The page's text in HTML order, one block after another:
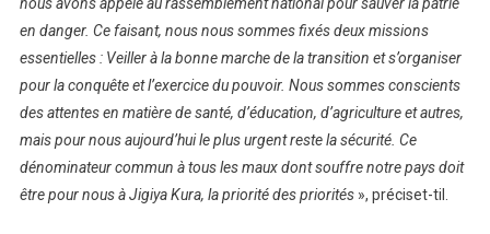
nous avons appelé au rassemblement national pour sauver la patrie
en danger. Ce faisant, nous nous sommes fixés deux missions
essentielles : Veiller à la bonne marche de la transition et s’organiser
pour la conquête et l’exercice du pouvoir. Nous sommes conscients
des attentes en matière de santé, d’éducation, d’agriculture et autres,
mais pour nous aujourd’hui le plus urgent reste la sécurité. Ce
dénominateur commun à tous les maux dont souffre notre pays doit
être pour nous à Jigiya Kura, la priorité des priorités», préciset-til.